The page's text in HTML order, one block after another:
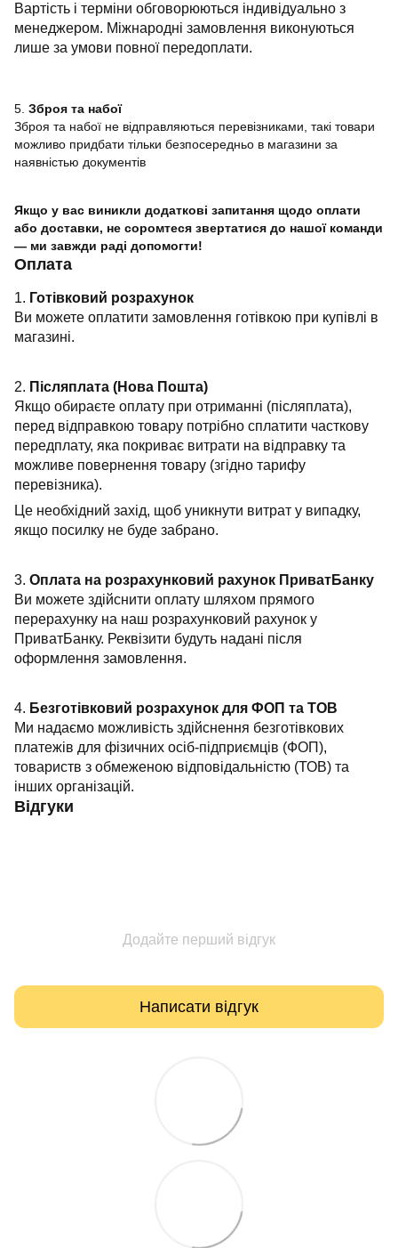
Вартість і терміни обговорюються індивідуально з
менеджером. Міжнародні замовлення виконуються
лише за умови повної передоплати.
5. Зброя та набої
Зброя та набої не відправляються перевізниками, такі товари
можливо придбати тільки безпосередньо в магазини за
наявністью документів
Якщо у вас виникли додаткові запитання щодо оплати
або доставки, не соромтеся звертатися до нашої команди
— ми завжди раді допомогти!
Оплата
1. Готівковий розрахунок
Ви можете оплатити замовлення готівкою при купівлі в
магазині.
2. Післяплата (Нова Пошта)
Якщо обираєте оплату при отриманні (післяплата),
перед відправкою товару потрібно сплатити часткову
передплату, яка покриває витрати на відправку та
можливе повернення товару (згідно тарифу
перевізника).
Це необхідний захід, щоб уникнути витрат у випадку,
якщо посилку не буде забрано.
3. Оплата на розрахунковий рахунок ПриватБанку
Ви можете здійснити оплату шляхом прямого
перерахунку на наш розрахунковий рахунок у
ПриватБанку. Реквізити будуть надані після
оформлення замовлення.
4. Безготівковий розрахунок для ФОП та ТОВ
Ми надаємо можливість здійснення безготівкових
платежів для фізичних осіб-підприємців (ФОП),
товариств з обмеженою відповідальністю (ТОВ) та
інших організацій.
Відгуки
Додайте перший відгук
Написати відгук